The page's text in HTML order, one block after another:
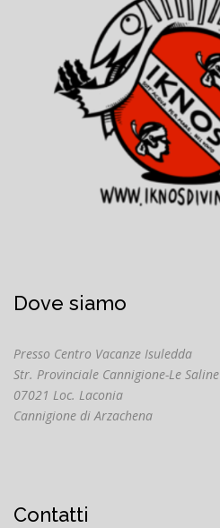
Dove siamo
Presso Centro Vacanze Isuledda
Str. Provinciale Cannigione-Le Saline
07021 Loc. Laconia
Cannigione di Arzachena
Contatti